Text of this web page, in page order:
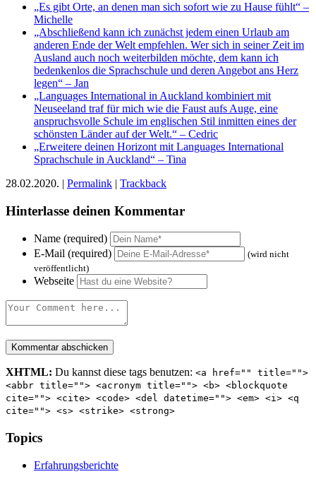
„Es gibt Orte, an denen man sich sofort wie zu Hause fühlt“ –
Michelle
„Abschließend kann ich zunächst jedem einen Urlaub am
anderen Ende der Welt empfehlen. Wer sich in seiner Zeit im
Ausland auch noch weiterbilden möchte, dem kann ich
bedenkenlos die Sprachschule und deren Angebot ans Herz
legen“ – Jan
„Languages International in Auckland kombiniert mit
Neuseeland traf für mich wie die Faust aufs Auge, eine
anspruchsvolle Schule im englischen Stil inmitten eines der
schönsten Länder auf der Welt.“ – Cedric
„Erweitere deinen Horizont mit Languages International
Sprachschule in Auckland“ – Tina
28.02.2020. | Permalink | Trackback
Hinterlasse deinen Kommentar
Name (required)
E-Mail (required)
(wird nicht
veröffentlicht)
Webseite
XHTML: Du kannst diese tags benutzen: <a href="" title="">
<abbr title=""> <acronym title=""> <b> <blockquote
cite=""> <cite> <code> <del datetime=""> <em> <i> <q
cite=""> <s> <strike> <strong>
Topics
Erfahrungsberichte